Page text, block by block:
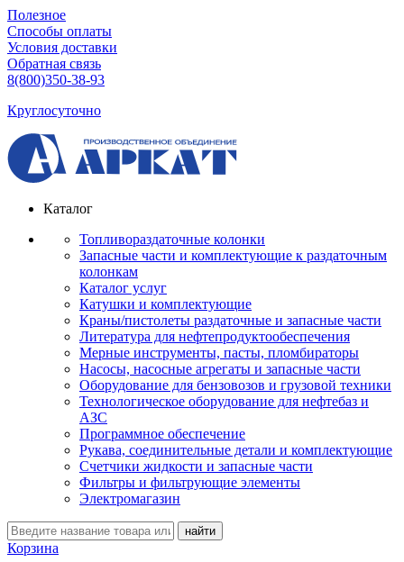
Полезное
Способы оплаты
Условия доставки
Обратная связь
8(800)350-38-93
Круглосуточно
Каталог
Топливораздаточные колонки
Запасные части и комплектующие к раздаточным
колонкам
Каталог услуг
Катушки и комплектующие
Краны/пистолеты раздаточные и запасные части
Литература для нефтепродуктообеспечения
Мерные инструменты, пасты, пломбираторы
Насосы, насосные агрегаты и запасные части
Оборудование для бензовозов и грузовой техники
Технологическое оборудование для нефтебаз и
АЗС
Программное обеспечение
Рукава, соединительные детали и комплектующие
Счетчики жидкости и запасные части
Фильтры и фильтрующие элементы
Электромагазин
Корзина